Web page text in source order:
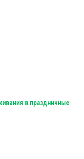
в праздничные